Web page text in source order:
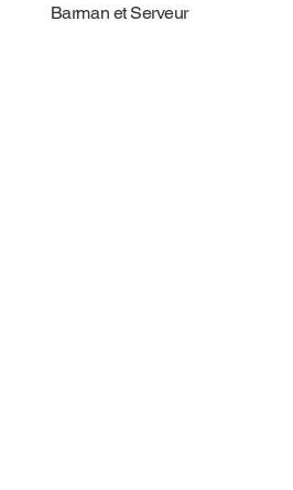
Barman et Serveur